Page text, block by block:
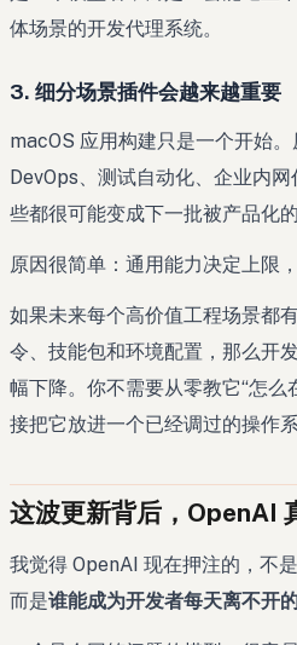
体场景的开发代理系统。
3. 细分场景插件会越来越重要
macOS 应用构建只是一个开始。
DevOps、测试自动化、企业内
些都很可能变成下一批被产品化的
原因很简单：通用能力决定上限
如果未来每个高价值工程场景都
令、技能包和环境配置，那么开
幅下降。你不需要从零教它“怎么
接把它放进一个已经调过的操作系
这波更新背后，OpenAI
我觉得 OpenAI 现在押注的，不
而是谁能成为开发者每天离不开